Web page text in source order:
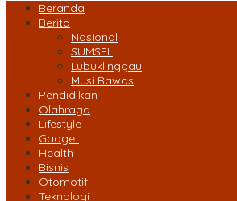
Beranda
Berita
Nasional
SUMSEL
Lubuklinggau
Musi Rawas
Pendidikan
Olahraga
Lifestyle
Gadget
Health
Bisnis
Otomotif
Teknologi